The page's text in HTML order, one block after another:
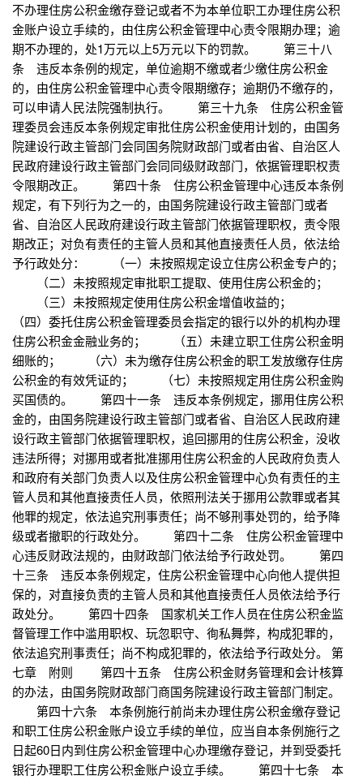
不办理住房公积金缴存登记或者不为本单位职工办理住房公积
金账户设立手续的，由住房公积金管理中心责令限期办理；逾
期不办理的，处1万元以上5万元以下的罚款。 第三十八
条 违反本条例的规定，单位逾期不缴或者少缴住房公积金
的，由住房公积金管理中心责令限期缴存；逾期仍不缴存的，
可以申请人民法院强制执行。 第三十九条 住房公积金管
理委员会违反本条例规定审批住房公积金使用计划的，由国务
院建设行政主管部门会同国务院财政部门或者由省、自治区人
民政府建设行政主管部门会同同级财政部门，依据管理职权责
令限期改正。 第四十条 住房公积金管理中心违反本条例
规定，有下列行为之一的，由国务院建设行政主管部门或者
省、自治区人民政府建设行政主管部门依据管理职权，责令限
期改正；对负有责任的主管人员和其他直接责任人员，依法给
予行政处分： （一）未按照规定设立住房公积金专户的；
（二）未按照规定审批职工提取、使用住房公积金的；
（三）未按照规定使用住房公积金增值收益的；
（四）委托住房公积金管理委员会指定的银行以外的机构办理
住房公积金金融业务的； （五）未建立职工住房公积金明
细账的； （六）未为缴存住房公积金的职工发放缴存住房
公积金的有效凭证的； （七）未按照规定用住房公积金购
买国债的。 第四十一条 违反本条例规定，挪用住房公积
金的，由国务院建设行政主管部门或者省、自治区人民政府建
设行政主管部门依据管理职权，追回挪用的住房公积金，没收
违法所得；对挪用或者批准挪用住房公积金的人民政府负责人
和政府有关部门负责人以及住房公积金管理中心负有责任的主
管人员和其他直接责任人员，依照刑法关于挪用公款罪或者其
他罪的规定，依法追究刑事责任；尚不够刑事处罚的，给予降
级或者撤职的行政处分。 第四十二条 住房公积金管理中
心违反财政法规的，由财政部门依法给予行政处罚。 第四
十三条 违反本条例规定，住房公积金管理中心向他人提供担
保的，对直接负责的主管人员和其他直接责任人员依法给予行
政处分。 第四十四条 国家机关工作人员在住房公积金监
督管理工作中滥用职权、玩忽职守、徇私舞弊，构成犯罪的，
依法追究刑事责任；尚不构成犯罪的，依法给予行政处分。 第
七章 附则 第四十五条 住房公积金财务管理和会计核算
的办法，由国务院财政部门商国务院建设行政主管部门制定。
第四十六条 本条例施行前尚未办理住房公积金缴存登记
和职工住房公积金账户设立手续的单位，应当自本条例施行之
日起60日内到住房公积金管理中心办理缴存登记，并到受委托
银行办理职工住房公积金账户设立手续。 第四十七条 本